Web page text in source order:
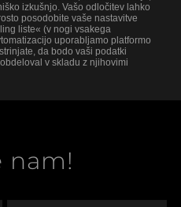
izkušnjo. Vašo odločitev lahko
posodobite vaše nastavitve
liste« (v nogi vsakega
uporabljamo platformo
da bodo vaši podatki
v skladu z njihovimi
nam!